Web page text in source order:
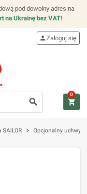
pod dowolny adres na
na Ukrainę bez VAT!
search
personZaloguj się
shopping_cart
0
chevron_right Opcjonalny uchwyt